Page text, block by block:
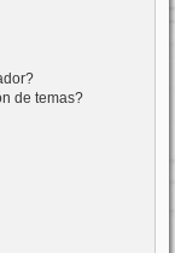
de temas?